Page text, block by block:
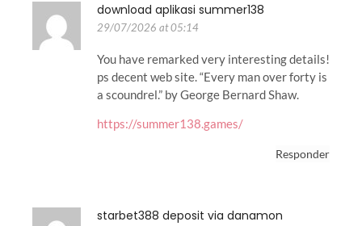
download aplikasi summer138
29/07/2026 at 05:14
You have remarked very interesting details!
ps decent web site. “Every man over forty is
a scoundrel.” by George Bernard Shaw.
https://summer138.games/
Responder
starbet388 deposit via danamon